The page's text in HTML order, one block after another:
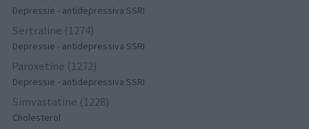
Depressie - antidepressiva SSRI
Sertraline (1274)
Depressie - antidepressiva SSRI
Paroxetine (1272)
Depressie - antidepressiva SSRI
Simvastatine (1228)
Cholesterol